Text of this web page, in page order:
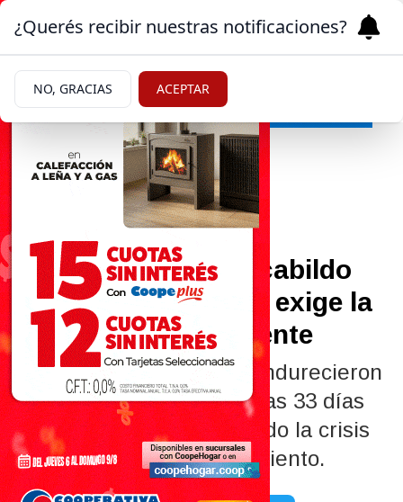
Bolivia: un masivo cabildo
rechaza el diálogo y exige la
renuncia del presidente
Miles de manifestantes endurecieron
las protestas en El Alto tras 33 días
de bloqueos, profundizando la crisis
política y el desabastecimiento.
¿Querés recibir nuestras notificaciones?
NO, GRACIAS ACEPTAR